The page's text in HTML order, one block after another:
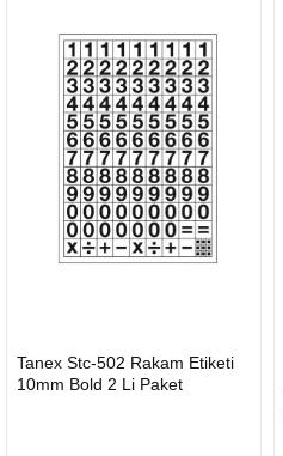
Çok Satılan Ürün
GÖNDERİ
Tanex Stc-502 Rakam Etiketi
10mm Bold 2 Li Paket